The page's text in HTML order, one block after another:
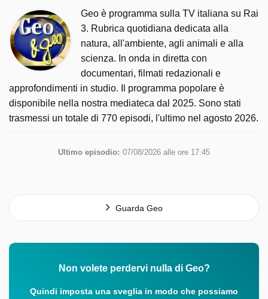
Geo è programma sulla TV italiana su Rai
3. Rubrica quotidiana dedicata alla
natura, all'ambiente, agli animali e alla
scienza. In onda in diretta con
documentari, filmati redazionali e
approfondimenti in studio. Il programma popolare è
disponibile nella nostra mediateca dal 2025. Sono stati
trasmessi un totale di 770 episodi, l'ultimo nel agosto 2026.
Ultimo episodio: 07/08/2026 alle ore 17:45
Guarda Geo
Non volete perdervi nulla di Geo?
Quindi imposta una sveglia in modo che possiamo